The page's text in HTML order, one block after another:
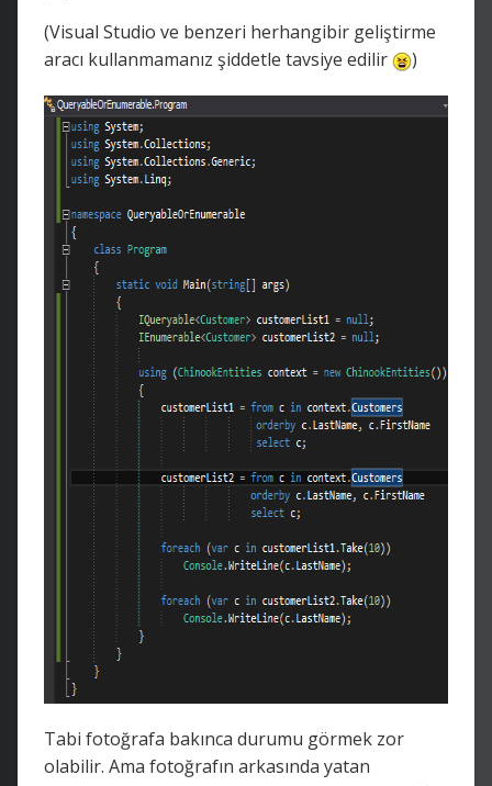
(Visual Studio ve benzeri herhangibir geliştirme
aracı kullanmamanız şiddetle tavsiye edilir
)
Tabi fotoğrafa bakınca durumu görmek zor
olabilir. Ama fotoğrafın arkasında yatan